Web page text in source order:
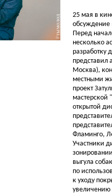
25 мая в
обсуждение
Перед
несколько
разработку
представил
Москва),
местными
проект
мастерской
открытой
Фламинго,
Участники
выгула
по
к уходу
увеличению